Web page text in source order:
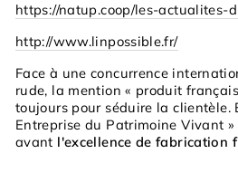
https://natup.coop/les-actualites-
http://www.linpossible.fr/
Face à une concurrence
rude, la mention « produit français
toujours pour séduire la clientèle.
Entreprise du Patrimoine Vivant »
avant l'excellence de fabrication